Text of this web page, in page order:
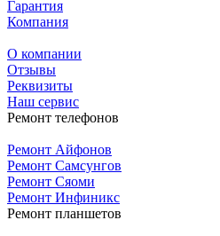
Гарантия
Компания
О компании
Отзывы
Реквизиты
Наш сервис
Ремонт телефонов
Ремонт Айфонов
Ремонт Самсунгов
Ремонт Сяоми
Ремонт Инфиникс
Ремонт планшетов